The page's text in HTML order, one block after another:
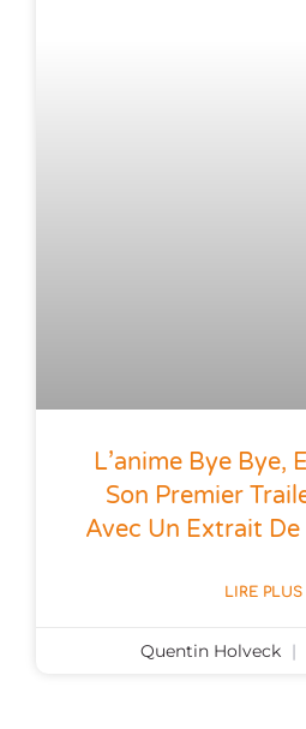
L’anime Bye Bye,
Son Premier
Avec Un Extrait
LIRE PLUS
Quentin Holveck